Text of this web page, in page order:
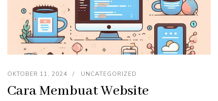
OKTOBER 11, 2024 UNCATEGORIZED
Cara Membuat Website